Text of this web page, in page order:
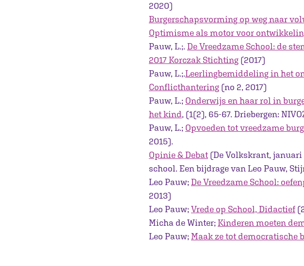
2020)
Burgerschapsvorming op weg naar
Optimisme als motor voor
Pauw, L.;. De Vreedzame School: de
2017 Korczak Stichting (2017)
Pauw, L.;.Leerlingbemiddeling in het
Conflicthantering (no 2, 2017)
Pauw, L.; Onderwijs en haar rol in
het kind, (1(2), 65-67. Driebergen:
Pauw, L.; Opvoeden tot vreedzame
2015).
Opinie & Debat (De Volkskrant,
school. Een bijdrage van Leo Pauw,
Leo Pauw;De Vreedzame School:
2013)
Leo Pauw;Vrede op School, Didactief
Micha de Winter;Kinderen moeten
Leo Pauw;Maak ze tot democratische